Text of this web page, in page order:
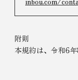
附則
本規約は、令和6